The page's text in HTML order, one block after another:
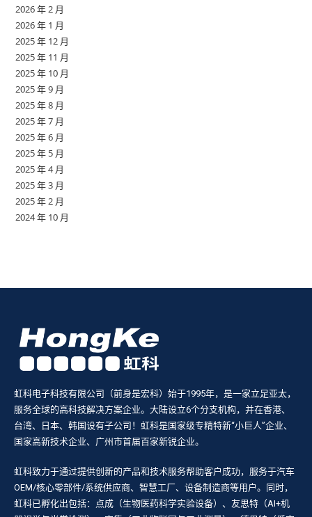
2026 年 2 月
2026 年 1 月
2025 年 12 月
2025 年 11 月
2025 年 10 月
2025 年 9 月
2025 年 8 月
2025 年 7 月
2025 年 6 月
2025 年 5 月
2025 年 4 月
2025 年 3 月
2025 年 2 月
2024 年 10 月
虹科电子科技有限公司（前身是宏科）始于1995年，是一家立足亚太，
服务全球的高科技解决方案企业。大陆设立6个分支机构，并在香港、
台湾、日本、韩国设有子公司！虹科是国家级专精特新“小巨人”企业、
国家高新技术企业、广州市首届百家新锐企业。
虹科致力于通过提供创新的产品和技术服务帮助客户成功，服务于汽车
OEM/核心零部件/系统供应商、智慧工厂、设备制造商等用户。同时，
虹科已孵化出包括：点成（生物医药科学实验设备）、友思特（AI+机